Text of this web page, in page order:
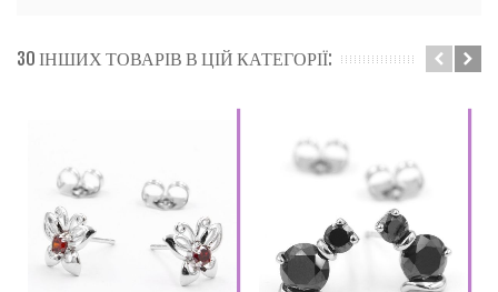
30 ІНШИХ ТОВАРІВ В ЦІЙ КАТЕГОРІЇ: